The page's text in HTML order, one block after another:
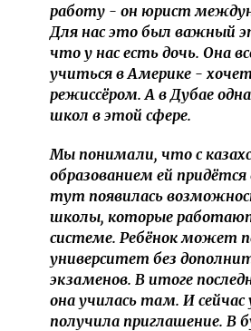
работу - он юрист
Для нас это был важный
что у нас есть дочь. Она
учиться в Америке -
режиссёром. А в Дубае
школ в этой сфере.
Мы понимали, что с
образованием ей
тут появилась
школы, которые
системе. Ребёнок может
университет без
экзаменов. В итоге
она училась там. И
получила приглашение. В